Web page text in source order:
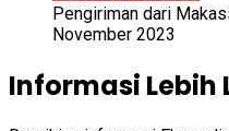
Pengiriman dari
November 2023
Informasi Lebih